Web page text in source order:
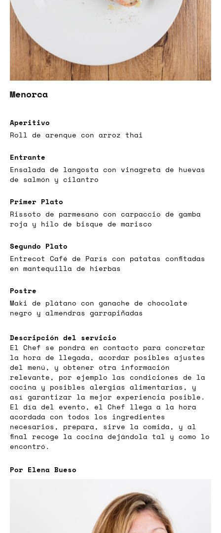
Menorca
Aperitivo
Roll de arenque con arroz thai
Entrante
Ensalada de langosta con vinagreta de huevas
de salmón y cilantro
Primer Plato
Rissoto de parmesano con carpaccio de gamba
roja y hilo de bisque de marisco
Segundo Plato
Entrecot Café de París con patatas confitadas
en mantequilla de hierbas
Postre
Maki de plátano con ganache de chocolate
negro y almendras garrapiñadas
Descripción del servicio
El Chef se pondrá en contacto para concretar
la hora de llegada, acordar posibles ajustes
del menú, y obtener otra información
relevante, por ejemplo las condiciones de la
cocina y posibles alergias alimentarias, y
así garantizar la mejor experiencia posible.
El día del evento, el Chef llega a la hora
acordada con todos los ingredientes
necesarios, prepara, sirve la comida, y al
final recoge la cocina dejándola tal y como lo
encontró.
Por Elena Bueso